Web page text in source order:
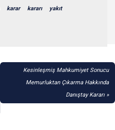
karar kararı yakıt
Kesinleşmiş Mahkumiyet Sonucu
Memurluktan Çıkarma Hakkında
Danıştay Kararı